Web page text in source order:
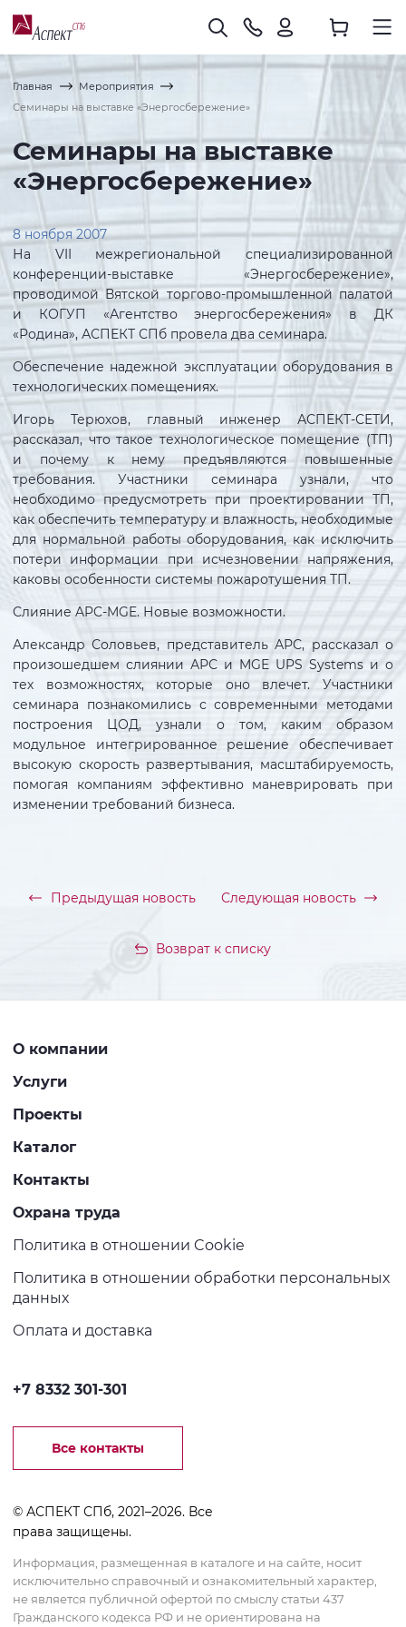
Главная
Мероприятия
Семинары на выставке «Энергосбережение»
Семинары на выставке
«Энергосбережение»
8 ноября 2007
На VII межрегиональной специализированной
конференции-выставке «Энергосбережение»,
проводимой Вятской торгово-промышленной палатой
и КОГУП «Агентство энергосбережения» в ДК
«Родина», АСПЕКТ СПб провела два семинара.
Обеспечение надежной эксплуатации оборудования в
технологических помещениях.
Игорь Терюхов, главный инженер АСПЕКТ-СЕТИ,
рассказал, что такое технологическое помещение (ТП)
и почему к нему предъявляются повышенные
требования. Участники семинара узнали, что
необходимо предусмотреть при проектировании ТП,
как обеспечить температуру и влажность, необходимые
для нормальной работы оборудования, как исключить
потери информации при исчезновении напряжения,
каковы особенности системы пожаротушения ТП.
Слияние APC-MGE. Новые возможности.
Александр Соловьев, представитель АРС, рассказал о
произошедшем слиянии АРС и MGE UPS Systems и о
тех возможностях, которые оно влечет. Участники
семинара познакомились с современными методами
построения ЦОД, узнали о том, каким образом
модульное интегрированное решение обеспечивает
высокую скорость развертывания, масштабируемость,
помогая компаниям эффективно маневрировать при
изменении требований бизнеса.
Предыдущая новость
Возврат к списку
Следующая новость
О компании
Услуги
Проекты
Каталог
Контакты
Охрана труда
Политика в отношении Cookie
Политика в отношении обработки персональных
данных
Оплата и доставка
+7 8332 301-301
Все контакты
© АСПЕКТ СПб, 2021–2026. Все
права защищены.
Информация, размещенная в каталоге и на сайте, носит
исключительно справочный и ознакомительный характер,
не является публичной офертой по смыслу статьи 437
Гражданского кодекса РФ и не ориентирована на